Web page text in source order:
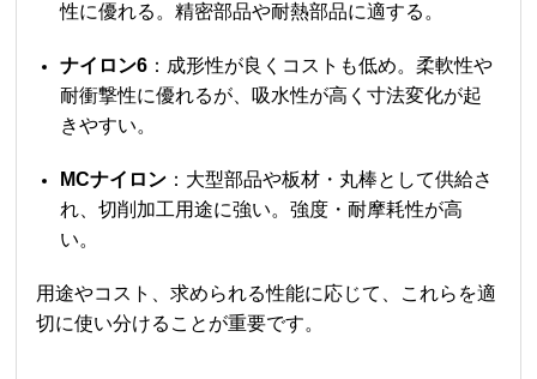
性に優れる。精密部品や耐熱部品に適する。
ナイロン6 ：成形性が良くコストも低め。柔軟性や
耐衝撃性に優れるが、吸水性が高く寸法変化が起
きやすい。
MCナイロン ：大型部品や板材・丸棒として供給さ
れ、切削加工用途に強い。強度・耐摩耗性が高
い。
用途やコスト、求められる性能に応じて、これらを適
切に使い分けることが重要です。